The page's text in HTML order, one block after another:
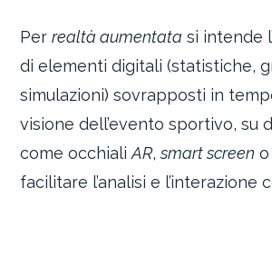
Perrealtà aumentata si intende
di elementi digitali (statistiche,
simulazioni) sovrapposti in
visione dell’evento sportivo, su
come occhialiAR,smart screen
facilitare l’analisi e l’interazione